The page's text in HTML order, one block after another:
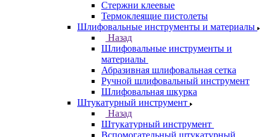
Стержни клеевые
Термоклеящие пистолеты
Шлифовальные инструменты и материалы
Назад
Шлифовальные инструменты и
материалы
Абразивная шлифовальная сетка
Ручной шлифовальный инструмент
Шлифовальная шкурка
Штукатурный инструмент
Назад
Штукатурный инструмент
Вспомогательный штукатурный